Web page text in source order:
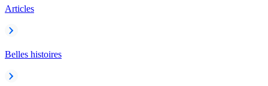
Articles
Belles histoires